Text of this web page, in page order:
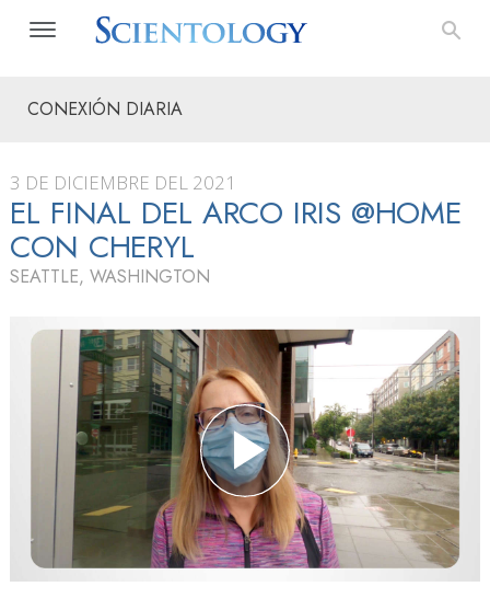
CONEXIÓN DIARIA
3 DE DICIEMBRE DEL 2021
EL FINAL DEL ARCO IRIS @HOME
CON CHERYL
SEATTLE, WASHINGTON